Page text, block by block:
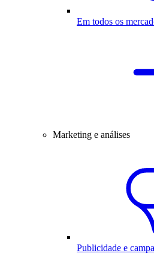
Em todos os
Marketing e análises
Publicidade e